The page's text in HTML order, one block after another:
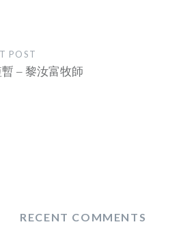
POST
– 黎汝富牧師
RECENT COMMENTS